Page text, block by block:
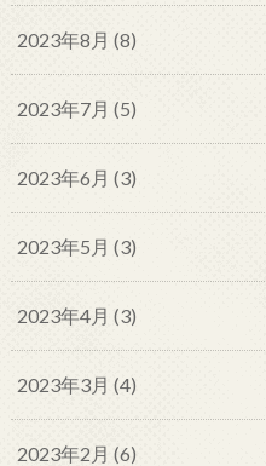
2023年8月 (8)
2023年7月 (5)
2023年6月 (3)
2023年5月 (3)
2023年4月 (3)
2023年3月 (4)
2023年2月 (6)